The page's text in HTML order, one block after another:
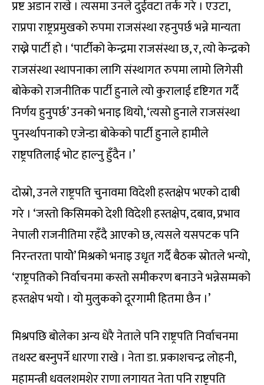
प्रष्ट अडान राखे । त्यसमा उनले दुईवटा तर्क गरे । एउटा,
राप्रपा राष्ट्रप्रमुखको रुपमा राजसंस्था रहनुपर्छ भन्ने मान्यता
राख्ने पार्टी हो । ‘पार्टीको केन्द्रमा राजसंस्था छ, र, त्यो केन्द्रको
राजसंस्था स्थापनाका लागि संस्थागत रुपमा लामो लिगेसी
बोकेको राजनीतिक पार्टी हुनाले त्यो कुरालाई दृष्टिगत गर्दै
निर्णय हुनुपर्छ’ उनको भनाइ थियो, ‘त्यसो हुनाले राजसंस्था
पुनर्स्थापनाको एजेन्डा बोकेको पार्टी हुनाले हामीले
राष्ट्रपतिलाई भोट हाल्नु हुँदैन ।’
दोस्रो, उनले राष्ट्रपति चुनावमा विदेशी हस्तक्षेप भएको दाबी
गरे । ‘जस्तो किसिमको देशी विदेशी हस्तक्षेप, दबाव, प्रभाव
नेपाली राजनीतिमा रहँदै आएको छ, त्यसले यसपटक पनि
निरन्तरता पायोे’ मिश्रको भनाइ उधृत गर्दै बैठक स्रोतले भन्यो,
‘राष्ट्रपतिको निर्वाचनमा कस्तो समीकरण बनाउने भन्नेसम्मको
हस्तक्षेप भयो । यो मुलुकको दूरगामी हितमा छैन ।’
मिश्रपछि बोलेका अन्य धेरै नेताले पनि राष्ट्रपति निर्वाचनमा
तथस्ट बस्नुपर्ने धारणा राखे । नेता डा. प्रकाशचन्द्र लोहनी,
महामन्त्री धवलशमशेर राणा लगायत नेता पनि राष्ट्रपति